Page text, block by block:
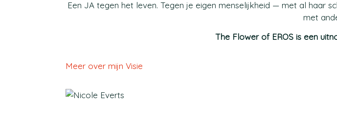
Een JA tegen het leven. Tegen je eigen menselijkheid — met al haar
met
The Flower of EROS is een
Meer over mijn Visie